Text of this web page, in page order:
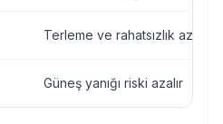
Terleme ve rahatsızlık azalır
Güneş yanığı riski azalır